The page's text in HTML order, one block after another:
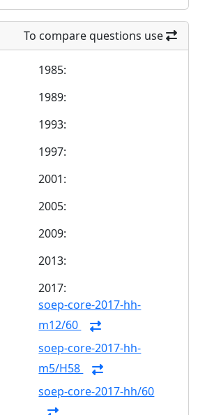
To compare questions use
1985:
1989:
1993:
1997:
2001:
2005:
2009:
2013:
2017:
soep-core-2017-hh-
m12/60
soep-core-2017-hh-
m5/H58
soep-core-2017-hh/60